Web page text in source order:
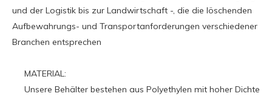
und der Logistik bis zur Landwirtschaft -, die die löschenden
Aufbewahrungs- und Transportanforderungen verschiedener
Branchen entsprechen
MATERIAL:
Unsere Behälter bestehen aus Polyethylen mit hoher Dichte